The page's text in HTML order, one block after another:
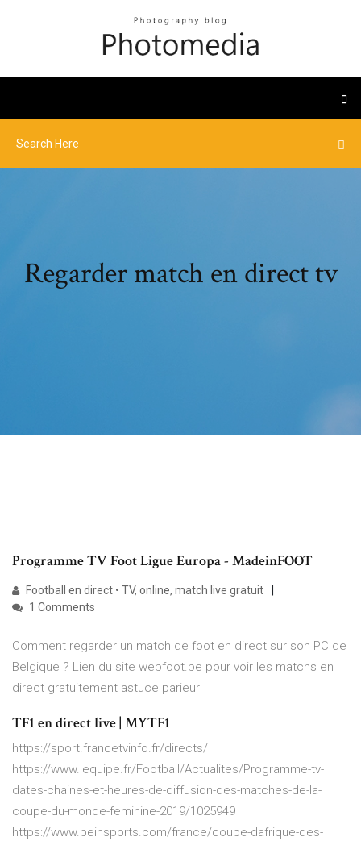
Regarder match en direct tv
Programme TV Foot Ligue Europa - MadeinFOOT
Football en direct • TV, online, match live gratuit
1 Comments
Comment regarder un match de foot en direct sur son PC de
Belgique ? Lien du site webfoot.be pour voir les matchs en
direct gratuitement astuce parieur
TF1 en direct live | MYTF1
https://sport.francetvinfo.fr/directs/
https://www.lequipe.fr/Football/Actualites/Programme-tv-
dates-chaines-et-heures-de-diffusion-des-matches-de-la-
coupe-du-monde-feminine-2019/1025949
https://www.beinsports.com/france/coupe-dafrique-des-